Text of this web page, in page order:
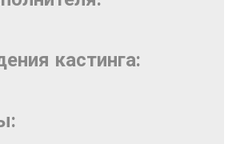
кастинга: